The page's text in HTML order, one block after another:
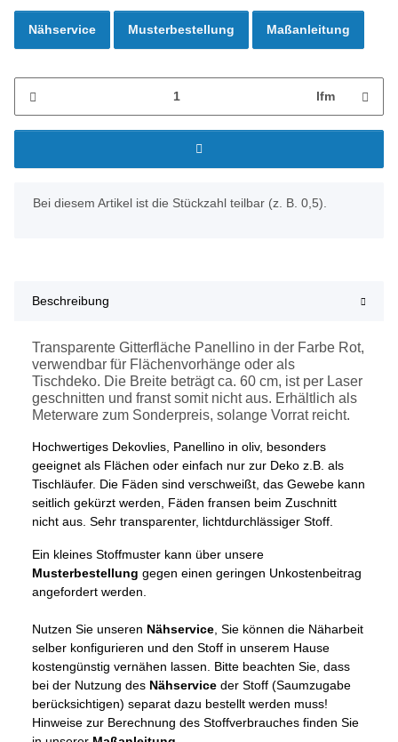
Nähservice Musterbestellung Maßanleitung
lfm
x
Bei diesem Artikel ist die Stückzahl teilbar (z. B. 0,5).
Beschreibung
Transparente Gitterfläche Panellino in der Farbe Rot,
verwendbar für Flächenvorhänge oder als
Tischdeko. Die Breite beträgt ca. 60 cm, ist per Laser
geschnitten und franst somit nicht aus. Erhältlich als
Meterware zum Sonderpreis, solange Vorrat reicht.
Hochwertiges Dekovlies, Panellino in oliv, besonders
geeignet als Flächen oder einfach nur zur Deko z.B. als
Tischläufer. Die Fäden sind verschweißt, das Gewebe kann
seitlich gekürzt werden, Fäden fransen beim Zuschnitt
nicht aus. Sehr transparenter, lichtdurchlässiger Stoff.
Ein kleines Stoffmuster kann über unsere
Musterbestellung gegen einen geringen Unkostenbeitrag
angefordert werden.
Nutzen Sie unseren Nähservice , Sie können die Näharbeit
selber konfigurieren und den Stoff in unserem Hause
kostengünstig vernähen lassen. Bitte beachten Sie, dass
bei der Nutzung des Nähservice der Stoff (Saumzugabe
berücksichtigen) separat dazu bestellt werden muss!
Hinweise zur Berechnung des Stoffverbrauches finden Sie